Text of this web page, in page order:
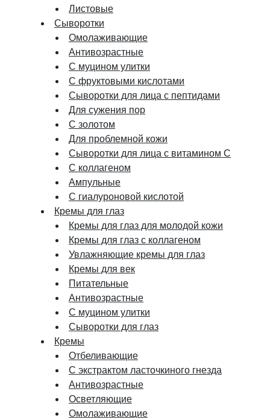
Листовые
Сыворотки
Омолаживающие
Антивозрастные
С муцином улитки
С фруктовыми кислотами
Сыворотки для лица с пептидами
Для сужения пор
С золотом
Для проблемной кожи
Сыворотки для лица с витамином C
С коллагеном
Ампульные
С гиалуроновой кислотой
Кремы для глаз
Кремы для глаз для молодой кожи
Кремы для глаз с коллагеном
Увлажняющие кремы для глаз
Кремы для век
Питательные
Антивозрастные
С муцином улитки
Сыворотки для глаз
Кремы
Отбеливающие
С экстрактом ласточкиного гнезда
Антивозрастные
Осветляющие
Омолаживающие